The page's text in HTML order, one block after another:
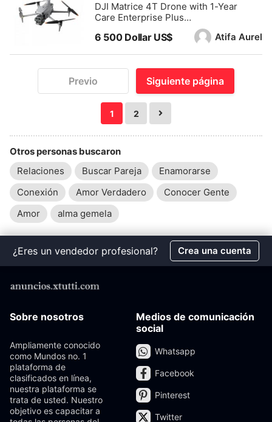
Atifa Aurel
DJI Matrice 4T Drone with 1-Year
Care Enterprise Plus
6 500 Dollar US$
Previo Siguiente página
1 2
Otros personas buscaron
Relaciones
Buscar Pareja
Enamorarse
Conexión
Amor Verdadero
Conocer Gente
Amor
alma gemela
¿Eres un vendedor profesional? Crea una cuenta
Sobre nosotros
Ampliamente conocido
como Mundos no. 1
plataforma de
clasificados en línea,
nuestra plataforma se
trata de usted. Nuestro
objetivo es capacitar a
Medios de comunicación
social
Whatsapp
Facebook
Pinterest
Twitter